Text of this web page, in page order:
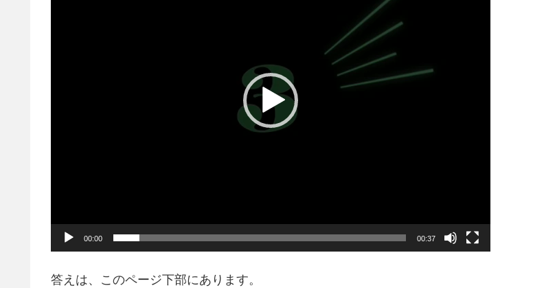
00:00 00:37
答えは、このページ下部にあります。